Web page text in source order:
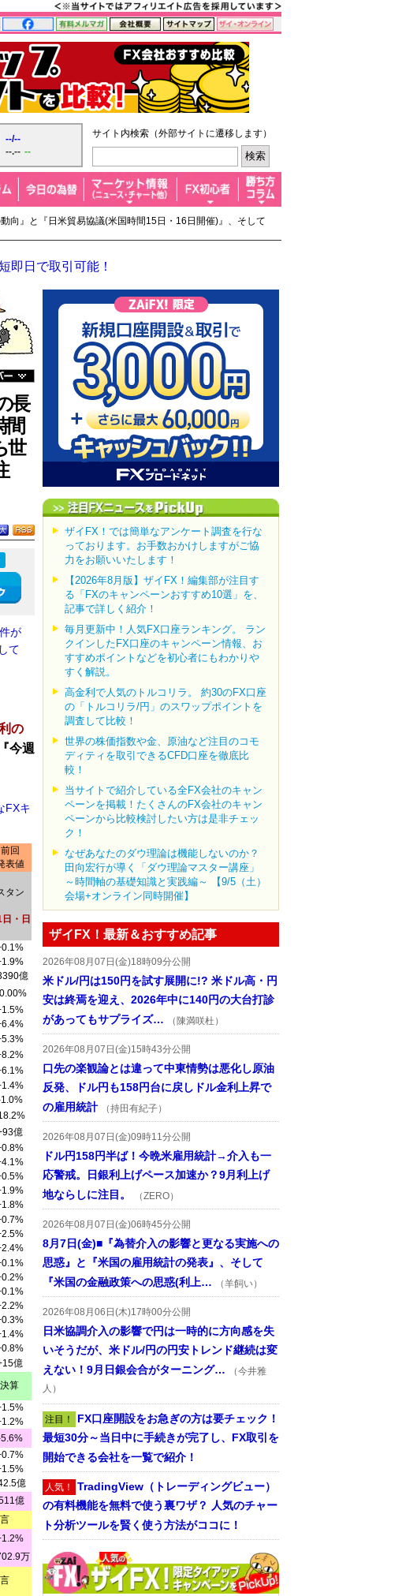
--/--
--.-- --
サイト内検索（外部サイトに遷移します）
向』と『日米貿易協議(米国時間15日・16日開催)』、そして
即日で取引可能！
長
間
世
が
て
の
今週
FXキ
前回
表値
タン
・日
億
億
億
算
億
億
万
ザイFX！では簡単なアンケート調査を行な
っております。お手数おかけしますがご協
力をお願いいたします！
【2026年8月版】ザイFX！編集部が注目す
る「FXのキャンペーンおすすめ10選」を、
記事で詳しく紹介！
毎月更新中！人気FX口座ランキング。 ラン
クインしたFX口座のキャンペーン情報、お
すすめポイントなどを初心者にもわかりや
すく解説。
高金利で人気のトルコリラ。 約30のFX口座
の「トルコリラ/円」のスワップポイントを
調査して比較！
世界の株価指数や金、原油など注目のコモ
ディティを取引できるCFD口座を徹底比
較！
当サイトで紹介している全FX会社のキャン
ペーンを掲載！たくさんのFX会社のキャン
ペーンから比較検討したい方は是非チェッ
ク！
なぜあなたのダウ理論は機能しないのか？
田向宏行が導く「ダウ理論マスター講座」
～時間軸の基礎知識と実践編～ 【9/5（土）
会場+オンライン同時開催】
ザイFX！最新＆おすすめ記事
2026年08月07日(金)18時09分公開
米ドル/円は150円を試す展開に!? 米ドル高・円
安は終焉を迎え、2026年中に140円の大台打診
があってもサプライズ…
（陳満咲杜）
2026年08月07日(金)15時43分公開
口先の楽観論とは違って中東情勢は悪化し原油
反発、ドル円も158円台に戻しドル金利上昇で
の雇用統計
（持田有紀子）
2026年08月07日(金)09時11分公開
ドル円158円半ば！今晩米雇用統計→介入も一
応警戒。日銀利上げペース加速か？9月利上げ
地ならしに注目。
（ZERO）
2026年08月07日(金)06時45分公開
8月7日(金)■『為替介入の影響と更なる実施への
思惑』と『米国の雇用統計の発表』、そして
『米国の金融政策への思惑(利上…
（羊飼い）
2026年08月06日(木)17時00分公開
日米協調介入の影響で円は一時的に方向感を失
いそうだが、米ドル/円の円安トレンド継続は変
えない！9月日銀会合がターニング…
（今井雅
人）
注目！ FX口座開設をお急ぎの方は要チェック！
最短30分～当日中に手続きが完了し、FX取引を
開始できる会社を一覧で紹介！
人気！ TradingView（トレーディングビュー）
の有料機能を無料で使う裏ワザ？ 人気のチャー
ト分析ツールを賢く使う方法がココに！